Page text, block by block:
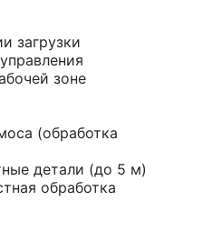
загрузки
зоне
(обработка
детали (до 5 м)
обработка